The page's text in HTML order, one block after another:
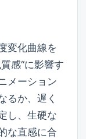
変化曲線を
感“に影響す
メーション
るか、遅く
し、生硬な
な直感に合